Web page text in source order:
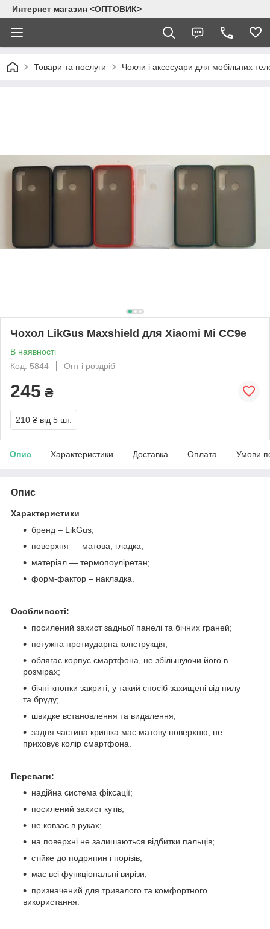
Интернет магазин <ОПТОВИК>
Товари та послуги Чохли і аксесуари для мобільних
Чохол LikGus Maxshield для Xiaomi Mi CC9e
В наявності
Код: 5844
Опт і роздріб
245 ₴
210 ₴ від 5 шт.
Опис Характеристики Доставка Оплата Умови
Опис
Характеристики
бренд – LikGus;
поверхня — матова, гладка;
матеріал — термопоуліретан;
форм-фактор – накладка.
Особливості:
посилений захист задньої панелі та бічних граней;
потужна протиударна конструкція;
облягає корпус смартфона, не збільшуючи його в
розмірах;
бічні кнопки закриті, у такий спосіб захищені від пилу
та бруду;
швидке встановлення та видалення;
задня частина кришка має матову поверхню, не
приховує колір смартфона.
Переваги:
надійна система фіксації;
посилений захист кутів;
не ковзає в руках;
на поверхні не залишаються відбитки пальців;
стійке до подряпин і порізів;
має всі функціональні вирізи;
призначений для тривалого та комфортного
використання.